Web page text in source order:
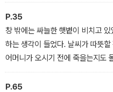
P.35
창 밖에는 싸늘한 햇볕이 비치고
하는 생각이 들었다. 날씨가 따뜻
어머니가 오시기 전에 죽을는지도
P.65